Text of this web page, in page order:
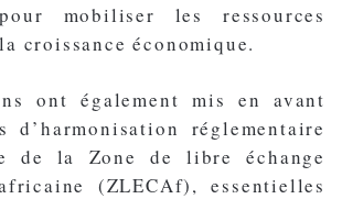
mobiliser les ressources
croissance économique.
ont également mis en avant
d’harmonisation réglementaire
de la Zone de libre échange
(ZLECAf), essentielles